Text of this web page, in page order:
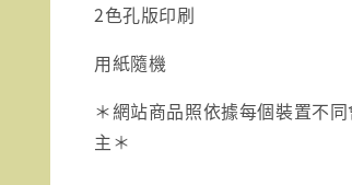
2色孔版印刷
用紙隨機
＊網站商品照依據每個裝置不
主＊